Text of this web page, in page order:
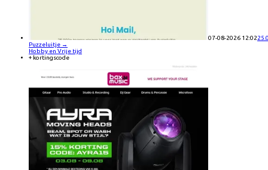
07-08-2026 12:02
Puzzeluitje →
Hobby en Vrije tijd
+ kortingscode